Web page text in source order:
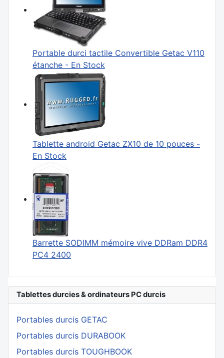
Tablettes durcies & ordinateurs PC durcis
Portables durcis GETAC
Portables durcis DURABOOK
Portables durcis TOUGHBOOK
Portable durci tactile Convertible Getac V110
étanche - En Stock
Tablette android Getac ZX10 de 10 pouces -
En Stock
Barrette SODIMM mémoire vive DDRam DDR4
PC4 2400